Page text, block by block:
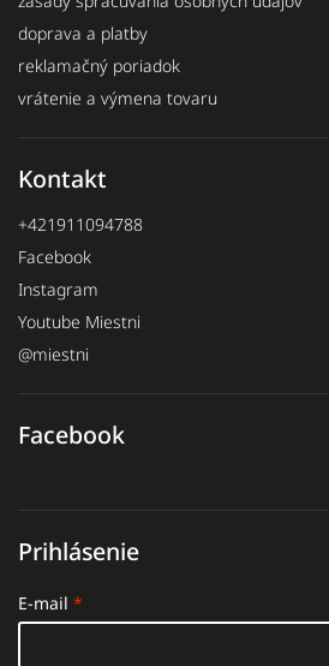
doprava a platby
reklamačný poriadok
vrátenie a výmena tovaru
Kontakt
+421911094788
Facebook
Instagram
Youtube Miestni
@miestni
Facebook
Prihlásenie
E-mail